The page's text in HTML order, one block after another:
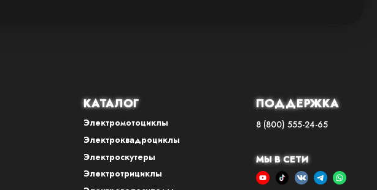
КАТАЛОГ
Электромотоциклы
Электроквадроциклы
Электроскутеры
Электротрициклы
ПОДДЕРЖКА
8 (800) 555-24-65
МЫ В СЕТИ